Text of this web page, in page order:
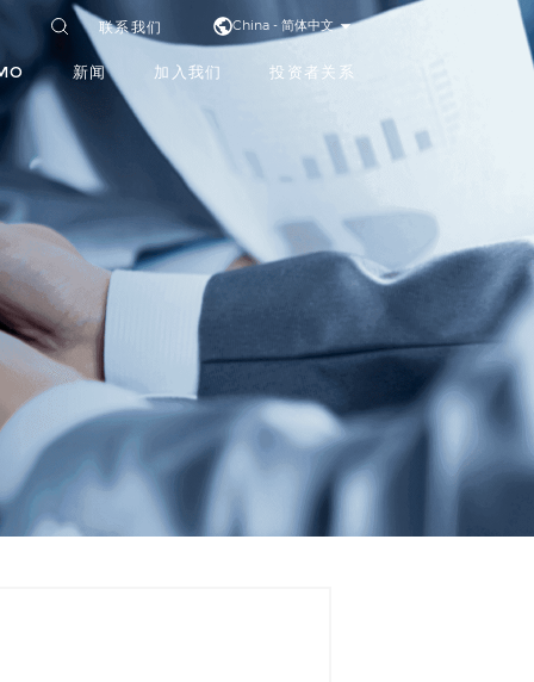
联系我们 China - 简体中文
新闻 加入我们 投资者关系